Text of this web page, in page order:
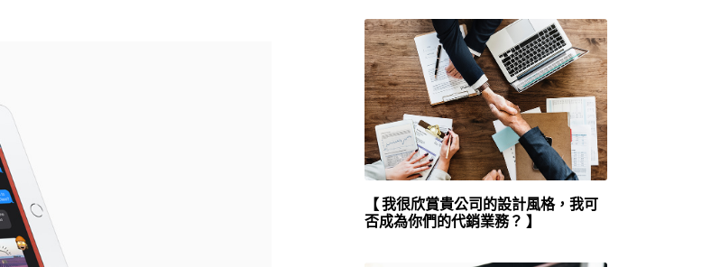
【 我很欣賞貴公司的設計風格，我可
否成為你們的代銷業務？ 】